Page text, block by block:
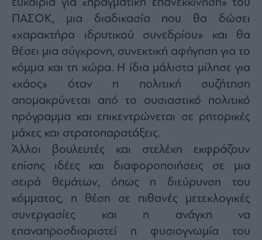
ευκαιρία για «πραγματική επανεκκίνηση» του
ΠΑΣΟΚ, μια διαδικασία που θα δώσει
«χαρακτήρα ιδρυτικού συνεδρίου» και θα
θέσει μια σύγχρονη, συνεκτική αφήγηση για το
κόμμα και τη χώρα. Η ίδια μάλιστα μίλησε για
«χάος» όταν η πολιτική συζήτηση
απομακρύνεται από το ουσιαστικό πολιτικό
πρόγραμμα και επικεντρώνεται σε ρητορικές
μάχες και στρατοπαρατάξεις.
Άλλοι βουλευτές και στελέχη εκφράζουν
επίσης ιδέες και διαφοροποιήσεις σε μια
σειρά θεμάτων, όπως η διεύρυνση του
κόμματος, η θέση σε πιθανές μετεκλογικές
συνεργασίες και η ανάγκη να
επαναπροσδιοριστεί η φυσιογνωμία του